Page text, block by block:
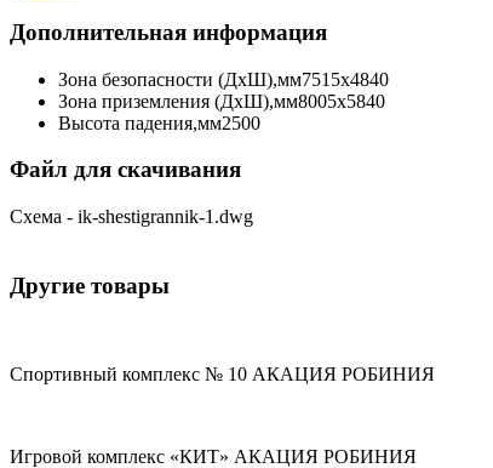
Дополнительная информация
Зона безопасности (ДхШ),мм7515х4840
Зона приземления (ДхШ),мм8005х5840
Высота падения,мм2500
Файл для скачивания
Схема - ik-shestigrannik-1.dwg
Другие товары
Спортивный комплекс № 10 АКАЦИЯ РОБИНИЯ
Игровой комплекс «КИТ» АКАЦИЯ РОБИНИЯ